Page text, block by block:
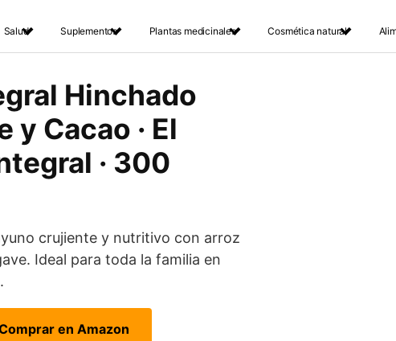
Salud Suplementos Plantas medicinales Cosmética natural
Hinchado
y Cacao · El
· 300
crujiente y nutritivo con arroz
Ideal para toda la familia en
en Amazon